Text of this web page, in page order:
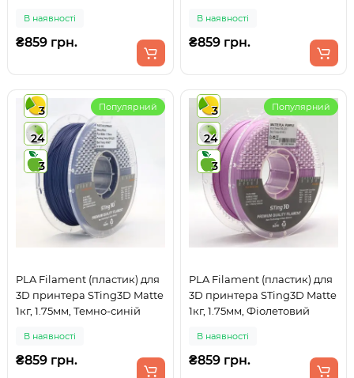
В наявності
₴859 грн.
В наявності
₴859 грн.
3
24
3
Популярний
PLA Filament (пластик) для
3D принтера STing3D Matte
1кг, 1.75мм, Темно-синій
В наявності
₴859 грн.
3
24
3
Популярний
PLA Filament (пластик) для
3D принтера STing3D Matte
1кг, 1.75мм, Фіолетовий
В наявності
₴859 грн.